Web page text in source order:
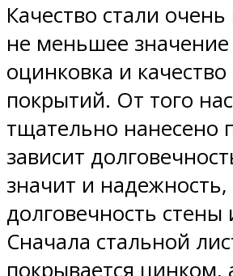
Качество стали
не меньшее
оцинковка и
покрытий. От того
тщательно нанесено
зависит
значит и надежность,
долговечность стены
Сначала стальной
покрывается цинком,